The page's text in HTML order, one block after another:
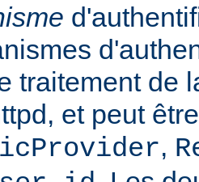
traitement de
et peut être
,